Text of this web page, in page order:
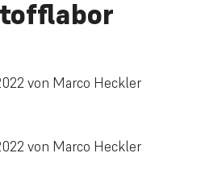
von Marco Heckler
von Marco Heckler